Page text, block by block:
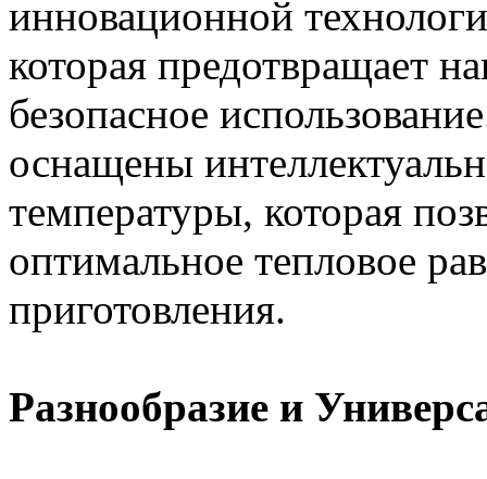
инновационной
которая предотвращает
безопасное
оснащены
температуры, которая
оптимальное тепловое
приготовления.
Разнообразие и